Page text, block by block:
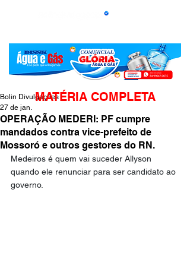
OPERAÇÃO MEDERI: PF cumpre
mandados contra vice-prefeito de
Mossoró e outros gestores do RN.
Bolin Divulgações
27 de jan.
Medeiros é quem vai suceder Allyson
quando ele renunciar para ser candidato ao
governo.
MATÉRIA COMPLETA